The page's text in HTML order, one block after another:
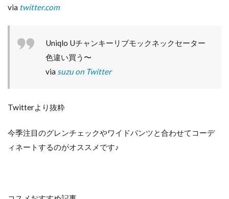
via twitter.com
Uniqlo Uチャンキーリブモックネックセーター
色違い買う〜
via suzu on Twitter
Twitterより抜粋
今季注目のグレンチェックやワイドパンツと合わせてコーデ
ィネートするのがオススメです♪